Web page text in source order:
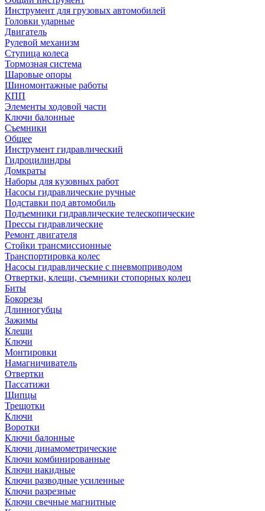
Инструмент для грузовых автомобилей
Головки ударные
Двигатель
Рулевой механизм
Ступица колеса
Тормозная система
Шаровые опоры
Шиномонтажные работы
КПП
Элементы ходовой части
Ключи балонные
Съемники
Общее
Инструмент гидравлический
Гидроцилиндры
Домкраты
Наборы для кузовных работ
Насосы гидравлические ручные
Подставки под автомобиль
Подъемники гидравлические телескопические
Прессы гидравлические
Ремонт двигателя
Стойки трансмиссионные
Транспортировка колес
Насосы гидравлические с пневмоприводом
Отвертки, клещи, съемники стопорных колец
Биты
Бокорезы
Длинногубцы
Зажимы
Клещи
Ключи
Монтировки
Намагничиватель
Отвертки
Пассатижи
Щипцы
Трещотки
Ключи
Воротки
Ключи балонные
Ключи динамометрические
Ключи комбинированные
Ключи накидные
Ключи разводные усиленные
Ключи разрезные
Ключи свечные магнитные